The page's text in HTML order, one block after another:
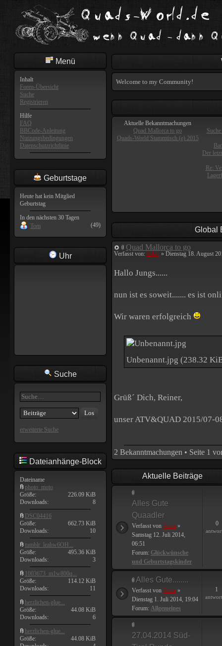
Menü
Inhalt
Foren-Übersicht
Suche
Registrieren
Hilfe
FAQ
BBCode-Anleitung
Nutzungsbedingungen
Datenschutzrichtlinie
Geburtstage
Heute hat kein Mitglied
Geburtstag
In den nächsten 30 Tagen
Tom
(49)
Uhr
Suche
erweiterte Suche
Dateianhänge-Block
Dateiname
photo_moto
Größe:
226.09 KiB
Downloads:
8
DSC04416
Größe:
662.73 KiB
Downloads:
10
tumblr_leahw6OH...
Größe:
495.36 KiB
Downloads:
3
1003673_m1w800q...
Größe:
114.12 KiB
Downloads:
11
herzlichen-glue...
Größe:
44.08 KiB
Downloads:
6
herzlichen-glue...
Größe:
44.08 KiB
Welcome to my Community!
Aktuelle Bekanntmachungen
Quad Mallorca to go
Quads-World Stammtisch (e) 2015
Der
Re:
Global
Quad Mallorca to go
Verfasst von: Joker » Dienstag 18. August
Hallo Jungs......
nun ist es soweit....... es ist
Wir waren erfolgreich
Unbenannt.jpg (238.32
Grüß´ Dich, Reiner,
unser ATV&QUAD 2015/07-
2 Bekanntmachungen • Seite 1
Aktuelle Beiträge
Alles Gute
Quaadler
Verfasst von Joker »
Samstag 12. Juli 2014,
06:51
Forum: Glückwünsche
und Geburtstagskinder
0
Alles Gute........
Verfasst von Joker »
Dienstag 1. Juli 2014, 19:04
Forum: Allgemeines
1
27.04.2014 Süd-